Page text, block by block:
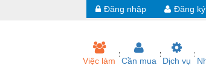
Đăng ký
Đăng nhập
Việc làm Cần mua Dịch vụ